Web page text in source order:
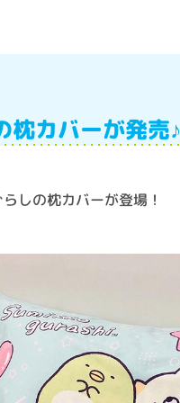
枕カバーが発売♪
しの枕カバーが登場！